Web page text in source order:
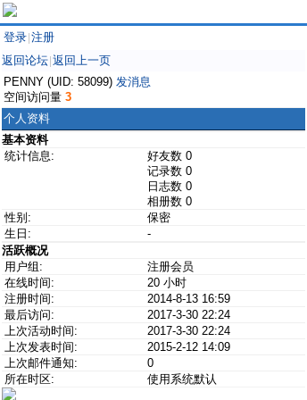
登录 注册
返回论坛 返回上一页
PENNY (UID: 58099) 发消息
空间访问量 3
个人资料
基本资料
统计信息:
好友数 0
记录数 0
日志数 0
相册数 0
性别:
保密
生日:
-
活跃概况
用户组:
注册会员
在线时间:
20 小时
注册时间:
2014-8-13 16:59
最后访问:
2017-3-30 22:24
上次活动时间:
2017-3-30 22:24
上次发表时间:
2015-2-12 14:09
上次邮件通知:
0
所在时区:
使用系统默认